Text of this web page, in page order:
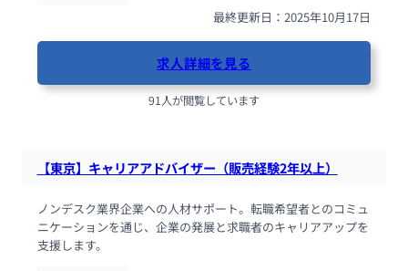
最終更新日：2025年10月17日
求人詳細を見る
91人が閲覧しています
【東京】キャリアアドバイザー（販売経験2年以上）
ノンデスク業界企業への人材サポート。転職希望者とのコミュ
ニケーションを通じ、企業の発展と求職者のキャリアアップを
支援します。